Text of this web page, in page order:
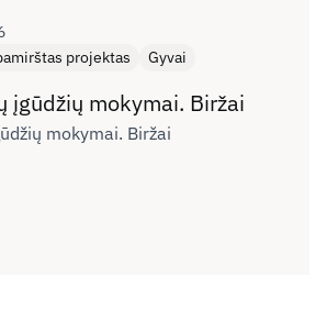
projektas
Gyvai
įgūdžių mokymai. Biržai
mokymai. Biržai